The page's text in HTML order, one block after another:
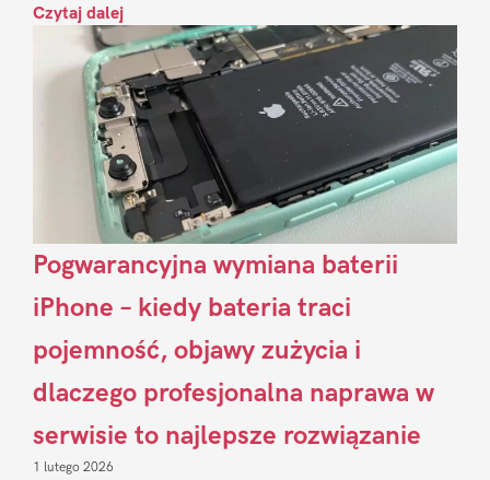
Czytaj dalej
Pogwarancyjna wymiana baterii
iPhone – kiedy bateria traci
pojemność, objawy zużycia i
dlaczego profesjonalna naprawa w
serwisie to najlepsze rozwiązanie
1 lutego 2026